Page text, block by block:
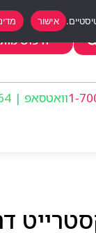
חיפוש
וואטסאפ | 053-333-6264
אישור